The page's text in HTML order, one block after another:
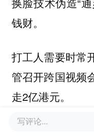
钱财。
打工人需要时常
管召开跨国视频
走2亿港元。
写评论...